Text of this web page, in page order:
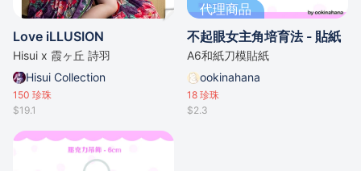
Love iLLUSION
Hisui x 霞ヶ丘 詩羽
Hisui Collection
150 珍珠
$19.1
代理商品
不起眼女主角培育法 - 貼紙
A6和紙刀模貼紙
ookinahana
18 珍珠
$2.3